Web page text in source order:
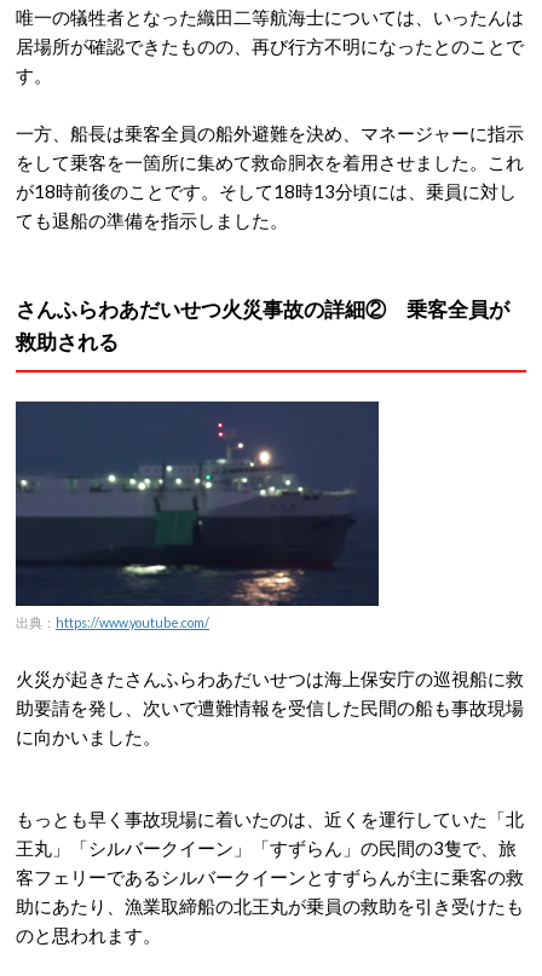
唯一の犠牲者となった織田二等航海士については、いったんは
居場所が確認できたものの、再び行方不明になったとのことで
す。
一方、船長は乗客全員の船外避難を決め、マネージャーに指示
をして乗客を一箇所に集めて救命胴衣を着用させました。これ
が18時前後のことです。そして18時13分頃には、乗員に対し
ても退船の準備を指示しました。
さんふらわあだいせつ火災事故の詳細② 乗客全員が
救助される
出典： https://www.youtube.com/
火災が起きたさんふらわあだいせつは海上保安庁の巡視船に救
助要請を発し、次いで遭難情報を受信した民間の船も事故現場
に向かいました。
もっとも早く事故現場に着いたのは、近くを運行していた「北
王丸」「シルバークイーン」「すずらん」の民間の3隻で、旅
客フェリーであるシルバークイーンとすずらんが主に乗客の救
助にあたり、漁業取締船の北王丸が乗員の救助を引き受けたも
のと思われます。